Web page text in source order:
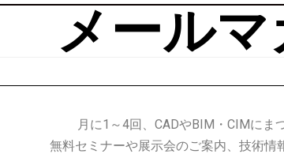
メール
月に1～4回、CADやBIM・CIMにま
無料セミナーや展示会のご案内、技術情